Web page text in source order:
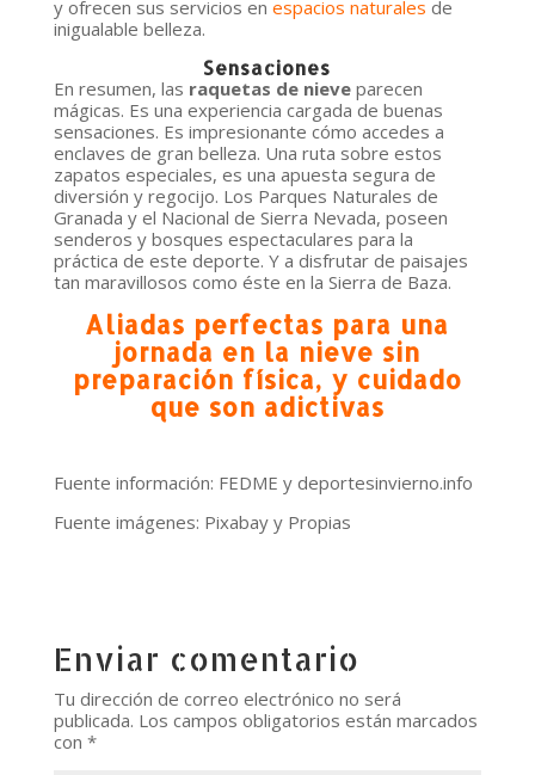
y ofrecen sus servicios en espacios naturales de
inigualable belleza.
Sensaciones
En resumen, las raquetas de nieveparecen
mágicas. Es una experiencia cargada de buenas
sensaciones. Es impresionante cómo accedes a
enclaves de gran belleza. Una ruta sobre estos
zapatos especiales, es una apuesta segura de
diversión y regocijo. Los Parques Naturales de
Granada y el Nacional de Sierra Nevada, poseen
senderos y bosques espectaculares para la
práctica de este deporte. Y a disfrutar de paisajes
tan maravillosos como éste en la Sierra de Baza.
Aliadas perfectas para una
jornada en la nieve sin
preparación física, y cuidado
que son adictivas
Fuente información: FEDME y deportesinvierno.info
Fuente imágenes: Pixabay y Propias
Enviar comentario
Tu dirección de correo electrónico no será
publicada. Los campos obligatorios están marcados
con *